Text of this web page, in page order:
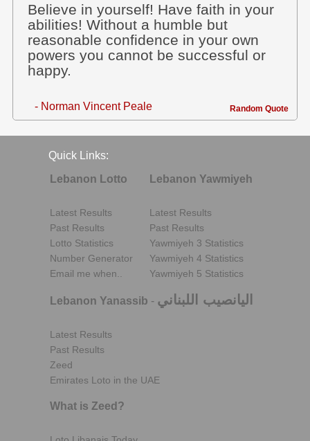
Believe in yourself! Have faith in your
abilities! Without a humble but
reasonable confidence in your own
powers you cannot be successful or
happy.
- Norman Vincent Peale Random Quote
Quick Links:
Lebanon Lotto
Latest Results
Past Results
Lotto Statistics
Number Generator
Email me when..
Lebanon Yawmiyeh
Latest Results
Past Results
Yawmiyeh 3 Statistics
Yawmiyeh 4 Statistics
Yawmiyeh 5 Statistics
Lebanon Yanassib - اليانصيب اللبناني
Latest Results
Past Results
Zeed
Emirates Loto in the UAE
What is Zeed?